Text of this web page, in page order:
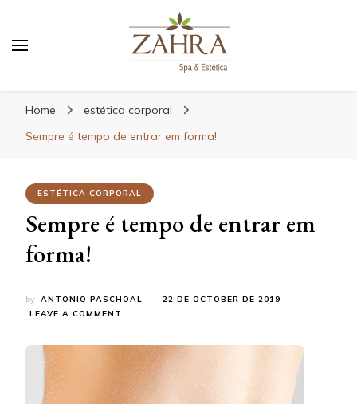
e relaxamento
Home
estética corporal
Sempre é tempo de entrar em forma!
ESTÉTICA CORPORAL
Sempre é tempo de entrar em
forma!
by ANTONIO PASCHOAL
22 DE OCTOBER DE 2019
LEAVE A COMMENT
TEMPO
ENTRAR